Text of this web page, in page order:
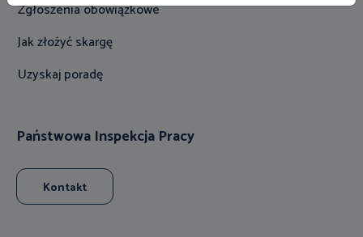
Zgłoszenia obowiązkowe
Jak złożyć skargę
Uzyskaj poradę
Państwowa Inspekcja Pracy
Kontakt